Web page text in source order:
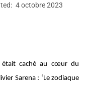
4 octobre 2023
était caché au cœur du
Sarena : ‘Le zodiaque